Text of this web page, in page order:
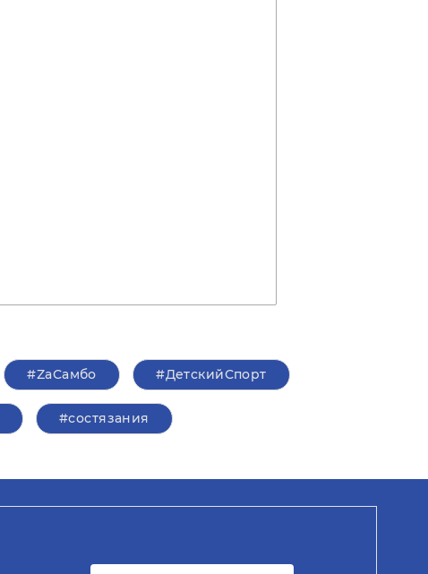
#ZaСамбо #ДетскийСпорт
#состязания